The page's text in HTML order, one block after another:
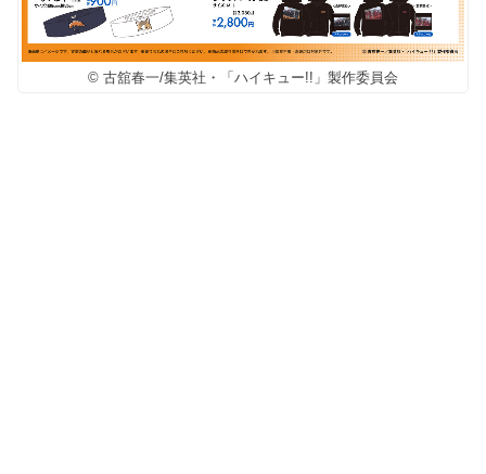
© 古舘春一/集英社・「ハイキュー!!」製作委員会